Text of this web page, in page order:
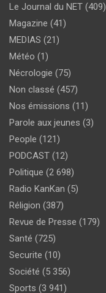
Le Journal du NET (409)
Magazine (41)
MEDIAS (21)
Météo (1)
Nécrologie (75)
Non classé (457)
Nos émissions (11)
Parole aux jeunes (3)
People (121)
PODCAST (12)
Politique (2 698)
Radio KanKan (5)
Réligion (387)
Revue de Presse (179)
Santé (725)
Securite (10)
Société (5 356)
Sports (3 941)